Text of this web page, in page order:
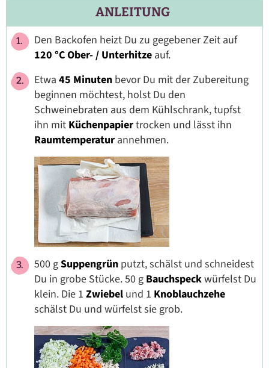
ANLEITUNG
Den Backofen heizt Du zu gegebener Zeit auf
120 °C Ober- / Unterhitze auf.
Etwa 45 Minuten bevor Du mit der Zubereitung
beginnen möchtest, holst Du den
Schweinebraten aus dem Kühlschrank, tupfst
ihn mit Küchenpapiertrocken und lässt ihn
Raumtemperatur annehmen.
500 gSuppengrün putzt, schälst und schneidest
Du in grobe Stücke. 50 g Bauchspeckwürfelst Du
klein. Die 1 Zwiebel und 1 Knoblauchzehe
schälst Du und würfelst sie grob.